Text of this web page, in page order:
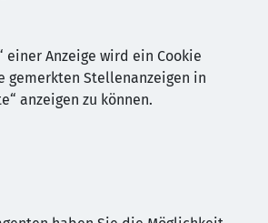
einer Anzeige wird ein Cookie
gemerkten Stellenanzeigen in
anzeigen zu können.